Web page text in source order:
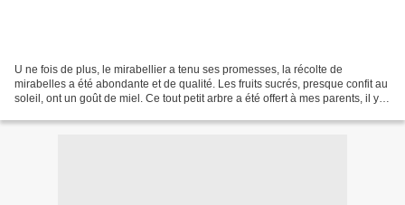
U ne fois de plus, le mirabellier a tenu ses promesses, la récolte de
mirabelles a été abondante et de qualité. Les fruits sucrés, presque confit au
soleil, ont un goût de miel. Ce tout petit arbre a été offert à mes parents, il y a